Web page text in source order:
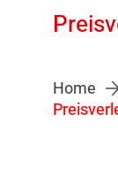
Home